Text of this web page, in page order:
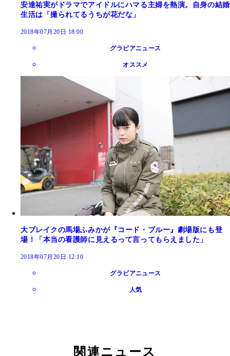
安達祐実がドラマでアイドルにハマる主婦を熱演。自身の結婚
生活は「撮られてるうちが花だな」
2018年07月20日 18:00
グラビアニュース
オススメ
大ブレイクの馬場ふみかが『コード・ブルー』劇場版にも登
場！「本当の看護師に見えるって言ってもらえました」
2018年07月20日 12:10
グラビアニュース
人気
関連ニュース